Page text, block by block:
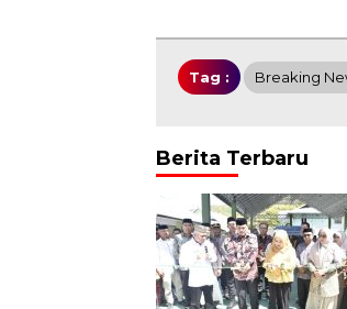
Tag : Breaking
Berita Terbaru